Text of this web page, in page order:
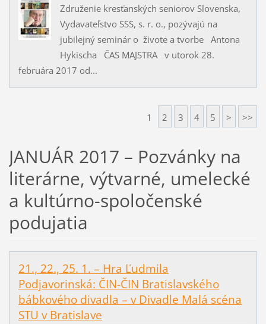
Združenie kresťanských seniorov Slovenska,
Vydavateľstvo SSS, s. r. o., pozývajú na
jubilejný seminár o živote a tvorbe Antona
Hykischa ČAS MAJSTRA v utorok 28.
februára 2017 od...
1 2 3 4 5 > >>
JANUÁR 2017 – Pozvánky na
literárne, výtvarné, umelecké
a kultúrno-spoločenské
podujatia
21., 22., 25. 1. – Hra Ľudmila
Podjavorinská: ČIN-ČIN Bratislavského
bábkového divadla – v Divadle Malá scéna
STU v Bratislave